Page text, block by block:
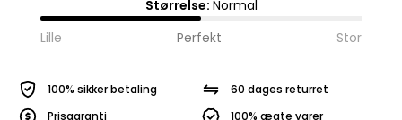
Størrelse: Normal
Lille
Perfekt Stor
100% sikker betaling
Prisgaranti
60 dages returret
100% ægte varer